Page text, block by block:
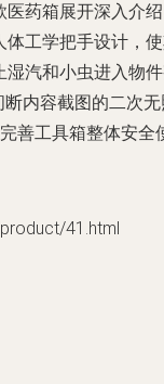
药箱展开深入介
工学把手设计，
汽和小虫进入物
内容截图的二次
善工具箱整体安全
41.html